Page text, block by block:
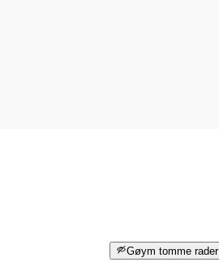
Gøym tomme rader